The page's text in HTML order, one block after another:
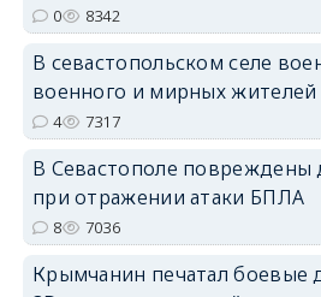
0 8342
В севастопольском селе
военного и мирных жителей
4 7317
В Севастополе повреждены
при отражении атаки БПЛА
8 7036
Крымчанин печатал боевые